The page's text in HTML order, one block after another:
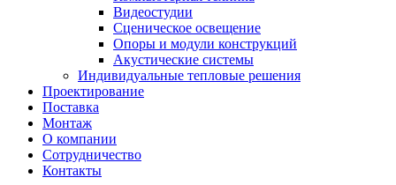
Видеостудии
Cценическое освещение
Опоры и модули конструкций
Акустические системы
Индивидуальные тепловые решения
Проектирование
Поставка
Монтаж
О компании
Сотрудничество
Контакты